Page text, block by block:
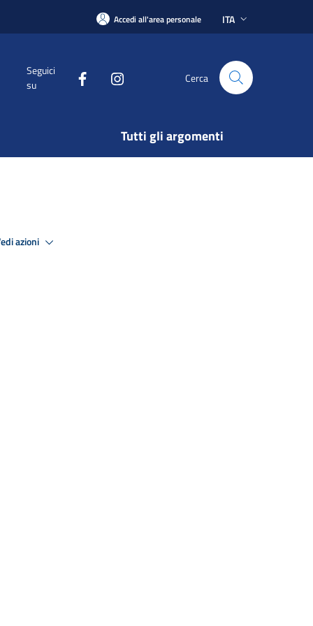
Accedi all'area personale ITA
Seguici
su
Cerca
Tutti gli argomenti
azioni